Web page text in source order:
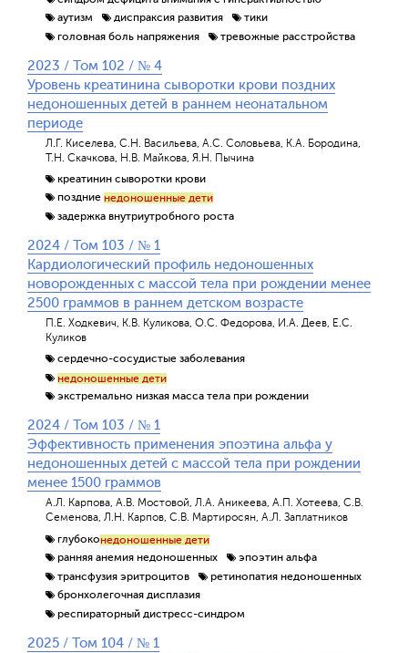
аутизм
диспраксия развития
тики
головная боль напряжения
тревожные расстройства
2023 / Том 102 / № 4
Уровень креатинина сыворотки крови поздних
недоношенных детей в раннем неонатальном
периоде
Л.Г. Киселева, С.Н. Васильева, А.С. Соловьева, К.А. Бородина,
Т.Н. Скачкова, Н.В. Майкова, Я.Н. Пычина
креатинин сыворотки крови
поздние недоношенные дети
задержка внутриутробного роста
2024 / Том 103 / № 1
Кардиологический профиль недоношенных
новорожденных с массой тела при рождении менее
2500 граммов в раннем детском возрасте
П.Е. Ходкевич, К.В. Куликова, О.С. Федорова, И.А. Деев, Е.С.
Куликов
сердечно-сосудистые заболевания
недоношенные дети
экстремально низкая масса тела при рождении
2024 / Том 103 / № 1
Эффективность применения эпоэтина альфа у
недоношенных детей с массой тела при рождении
менее 1500 граммов
А.Л. Карпова, А.В. Мостовой, Л.А. Аникеева, А.П. Хотеева, С.В.
Семенова, Л.Н. Карпов, С.В. Мартиросян, А.Л. Заплатников
глубоконедоношенные дети
ранняя анемия недоношенных
эпоэтин альфа
трансфузия эритроцитов
ретинопатия недоношенных
бронхолегочная дисплазия
респираторный дистресс-синдром
2025 / Том 104 / № 1